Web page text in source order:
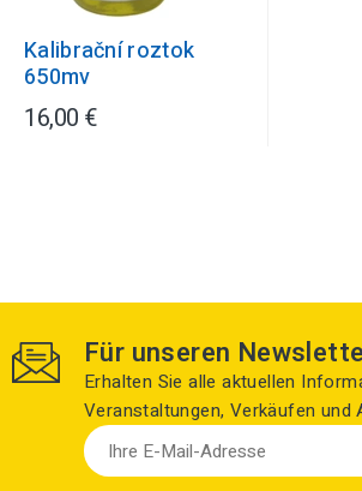
Kalibrační roztok
650mv
16,00 €
Für unseren
Erhalten Sie alle aktuellen
Veranstaltungen, Verkäufen und